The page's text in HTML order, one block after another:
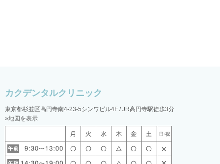
東京都杉並区高円寺南4-23-5シンワビル4F / JR高円寺駅徒歩3分
»地図を表示